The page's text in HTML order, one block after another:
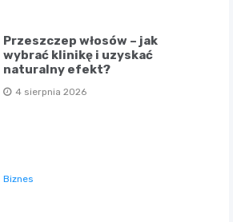
Przeszczep włosów – jak
wybrać klinikę i uzyskać
naturalny efekt?
4 sierpnia 2026
Biznes